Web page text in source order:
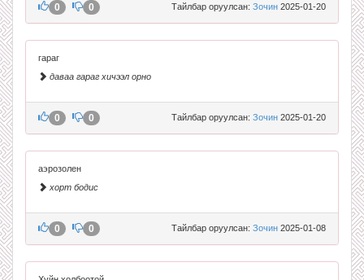
Тайлбар оруулсан: Зочин 2025-01-20
0 0
гараг
даваа гараг хичээл орно
Тайлбар оруулсан: Зочин 2025-01-20
0 0
аэрозолен
хорт бодис
Тайлбар оруулсан: Зочин 2025-01-08
0 0